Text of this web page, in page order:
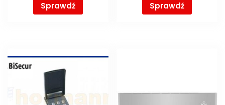
Sprawdź
Sprawdź